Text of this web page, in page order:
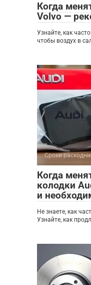
Когда
Volvo —
Узнайте, как
чтобы воздух в
Сроки
Когда
колодки
и
Не знаете, как
Узнайте, как